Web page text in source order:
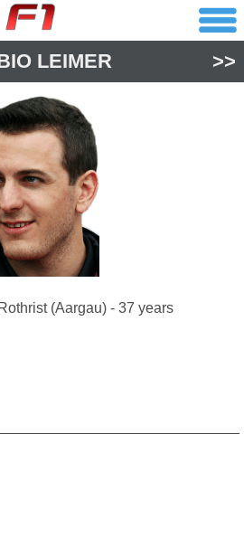
LEIMER >>
(Aargau) - 37 years